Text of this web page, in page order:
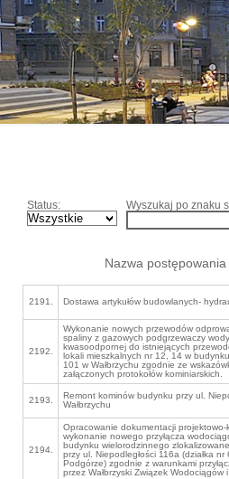
Status: Wyszukaj po znaku
Nazwa postępowania
2191. Dostawa artykułów budowlanych-
2192.
Wykonanie nowych przewodów
spaliny z gazowych podgrzewaczy
kwasoodpornej do istniejących
lokali mieszkalnych nr 12, 14 w
101 w Wałbrzychu zgodnie ze
załączonych protokołów kominiarskich.
2193.
Remont kominów budynku przy ul.
Wałbrzychu
2194.
Opracowanie dokumentacji projektowo-
wykonanie nowego przyłącza
budynku wielorodzinnego
przy ul. Niepodległości 116a (działka
Podgórze) zgodnie z warunkami
przez Wałbrzyski Związek Wodociągów